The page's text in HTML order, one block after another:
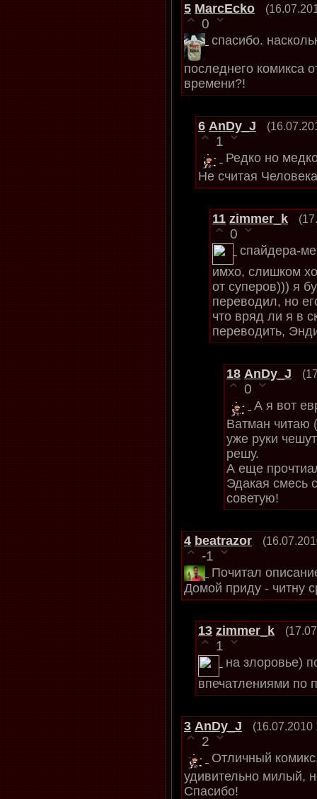
5 MarcEcko
0
спасибо.
последнего комикса
времени?!
6 AnDy_J
1
Редко но
Не считая
11 zimmer_k
0
спайдера-
имхо, слишком
от суперов))) я
переводил, но
что вряд ли я в
переводить,
18 AnDy_J
0
А я вот
Ватман читаю
уже руки
решу.
А еще
Эдакая смесь
советую!
4 beatrazor
-1
Почитал
Домой приду - читну
13 zimmer_k
1
на злоровье)
впечатлениями по
3 AnDy_J (16.07.2010
2
Отличный
удивительно милый,
Спасибо!